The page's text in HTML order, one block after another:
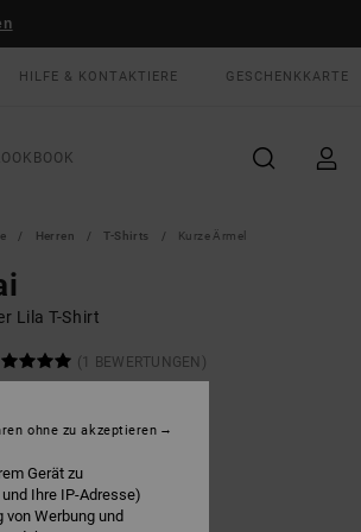
HILFE & KONTAKTIERE GESCHENKKARTE
Herren T-Shirts Kurze Ärmel
Lila T-Shirt
(1 BEWERTUNGEN)
€
Ink
Gerät zu
Ihre IP-Adresse)
Werbung und
ohne zu akzeptieren